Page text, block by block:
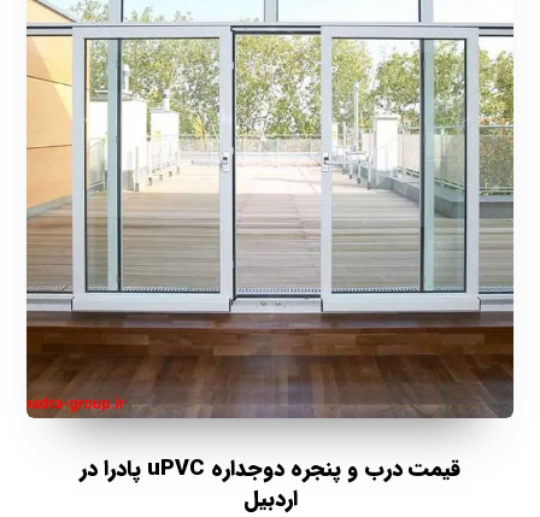
قیمت درب و پنجره دوجداره uPVC پادرا در
اردبیل